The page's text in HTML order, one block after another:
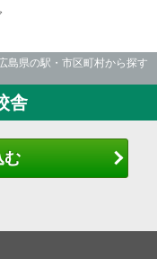
島県の駅・市区町村から探す
舎
む